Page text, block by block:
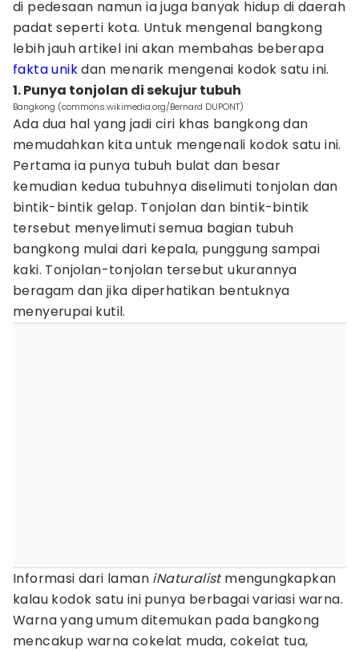
di pedesaan namun ia juga banyak hidup di daerah
padat seperti kota. Untuk mengenal bangkong
lebih jauh artikel ini akan membahas beberapa
fakta unikdan menarik mengenai kodok satu ini.
1. Punya tonjolan di sekujur tubuh
Bangkong (commons.wikimedia.org/Bernard DUPONT)
Ada dua hal yang jadi ciri khas bangkong dan
memudahkan kita untuk mengenali kodok satu ini.
Pertama ia punya tubuh bulat dan besar
kemudian kedua tubuhnya diselimuti tonjolan dan
bintik-bintik gelap. Tonjolan dan bintik-bintik
tersebut menyelimuti semua bagian tubuh
bangkong mulai dari kepala, punggung sampai
kaki. Tonjolan-tonjolan tersebut ukurannya
beragam dan jika diperhatikan bentuknya
menyerupai kutil.
Informasi dari laman iNaturalistmengungkapkan
kalau kodok satu ini punya berbagai variasi warna.
Warna yang umum ditemukan pada bangkong
mencakup warna cokelat muda, cokelat tua,